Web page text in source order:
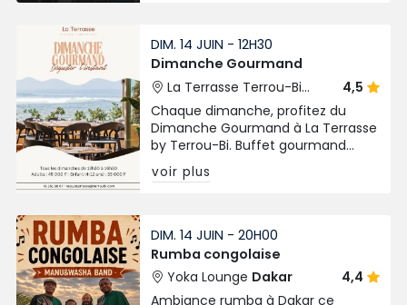
DIM. 14 JUIN - 12H30
Dimanche Gourmand
La Terrasse Terrou-Bi
Dakar
4,5
Chaque dimanche, profitez du
Dimanche Gourmand à La Terrasse
by Terrou-Bi. Buffet gourmand
face à l’océan de 12h30 à 16h30, à
partir de 45 000 FCFA.
voir plus
DIM. 14 JUIN - 20H00
Rumba congolaise
Yoka Lounge Dakar
4,4
Ambiance rumba à Dakar ce